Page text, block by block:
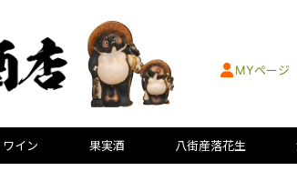
MYページ
ワイン 果実酒 八街産落花生